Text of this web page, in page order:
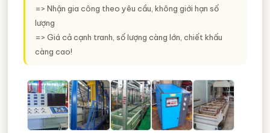
=> Nhận gia công theo yêu cầu, không giới hạn số
lượng
=> Giá cả cạnh tranh, số lượng càng lớn, chiết khấu
càng cao!